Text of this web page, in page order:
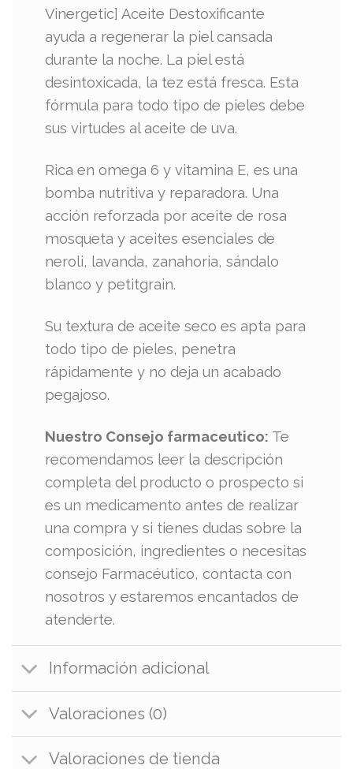
Vinergetic] Aceite Destoxificante
ayuda a regenerar la piel cansada
durante la noche. La piel está
desintoxicada, la tez está fresca. Esta
fórmula para todo tipo de pieles debe
sus virtudes al aceite de uva.
Rica en omega 6 y vitamina E, es una
bomba nutritiva y reparadora. Una
acción reforzada por aceite de rosa
mosqueta y aceites esenciales de
neroli, lavanda, zanahoria, sándalo
blanco y petitgrain.
Su textura de aceite seco es apta para
todo tipo de pieles, penetra
rápidamente y no deja un acabado
pegajoso.
Nuestro Consejo farmaceutico: Te
recomendamos leer la descripción
completa del producto o prospecto si
es un medicamento antes de realizar
una compra y si tienes dudas sobre la
composición, ingredientes o necesitas
consejo Farmacéutico, contacta con
nosotros y estaremos encantados de
atenderte.
Información adicional
Valoraciones (0)
Valoraciones de tienda